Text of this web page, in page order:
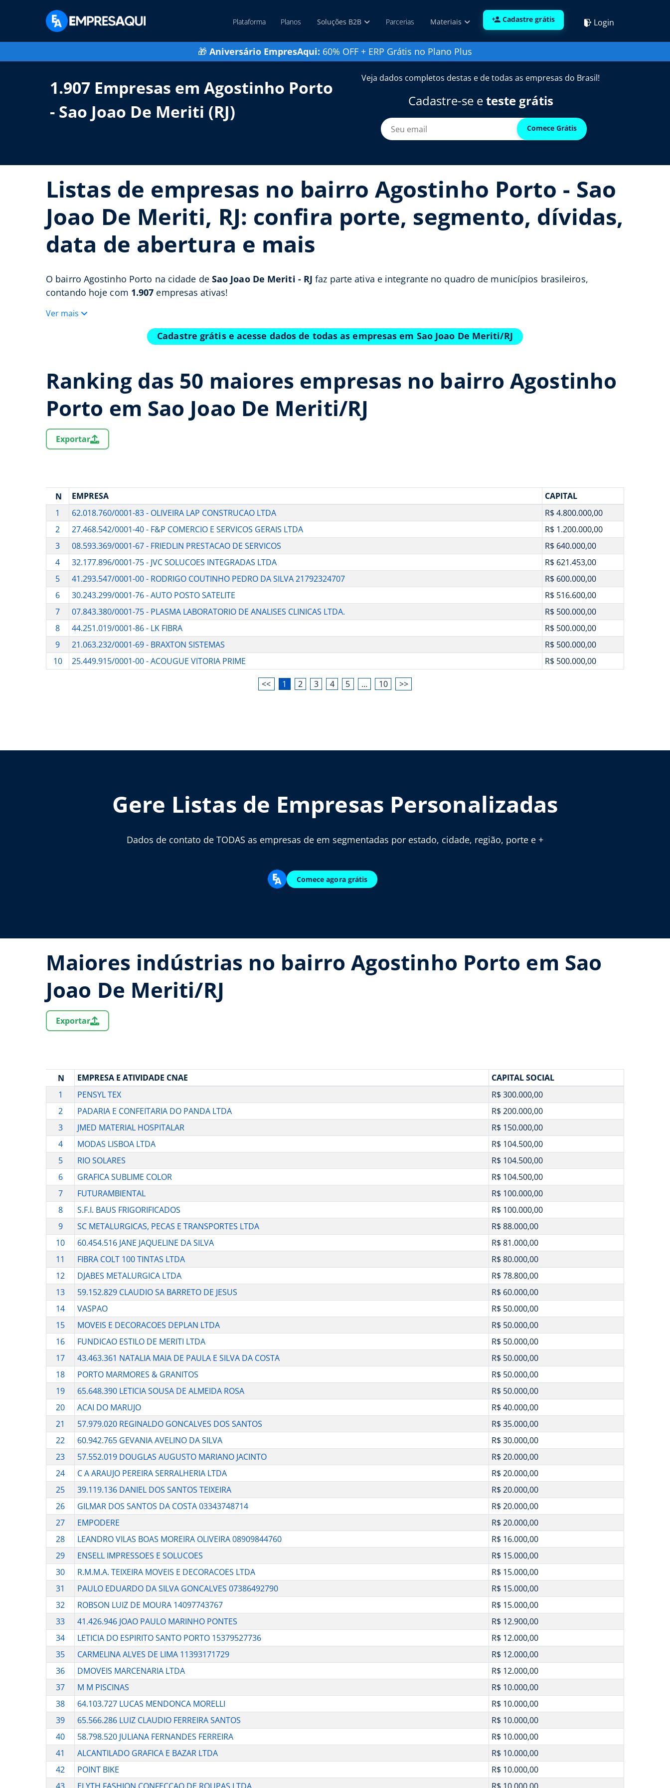
Plataforma Planos Soluções B2B Parcerias Materiais Cadastre grátis Login
🎁 Aniversário EmpresAqui: 60% OFF + ERP Grátis no Plano Plus
1.907 Empresas em Agostinho Porto
- Sao Joao De Meriti (RJ)
Veja dados completos destas e de todas as empresas do Brasil!
Cadastre-se eteste grátis
Comece Grátis
Listas de empresas no bairro Agostinho Porto - Sao
Joao De Meriti, RJ: confira porte, segmento, dívidas,
data de abertura e mais
O bairro Agostinho Porto na cidade de Sao Joao De Meriti - RJ faz parte ativa e integrante no quadro de municípios brasileiros,
contando hoje com 1.907 empresas ativas!
Ver mais
Cadastre grátis e acesse dados de todas as empresas em Sao Joao De Meriti/RJ
Ranking das 50 maiores empresas no bairro Agostinho
Porto em Sao Joao De Meriti/RJ
Exportar
N EMPRESA
CAPITAL
1
62.018.760/0001-83 - OLIVEIRA LAP CONSTRUCAO LTDA
R$ 4.800.000,00
2
27.468.542/0001-40 - F&P COMERCIO E SERVICOS GERAIS LTDA
R$ 1.200.000,00
3
08.593.369/0001-67 - FRIEDLIN PRESTACAO DE SERVICOS
R$ 640.000,00
4
32.177.896/0001-75 - JVC SOLUCOES INTEGRADAS LTDA
R$ 621.453,00
5
41.293.547/0001-00 - RODRIGO COUTINHO PEDRO DA SILVA 21792324707
R$ 600.000,00
6
30.243.299/0001-76 - AUTO POSTO SATELITE
R$ 516.600,00
7
07.843.380/0001-75 - PLASMA LABORATORIO DE ANALISES CLINICAS LTDA.
R$ 500.000,00
8
44.251.019/0001-86 - LK FIBRA
R$ 500.000,00
9
21.063.232/0001-69 - BRAXTON SISTEMAS
R$ 500.000,00
10
25.449.915/0001-00 - ACOUGUE VITORIA PRIME R$ 500.000,00
<< 1 2 3 4 5 … 10 >>
Gere Listas de Empresas Personalizadas
Dados de contato de TODAS as empresas de em segmentadas por estado, cidade, região, porte e +
Comece agora grátis
Maiores indústrias no bairro Agostinho Porto em Sao
Joao De Meriti/RJ
Exportar
N EMPRESA E ATIVIDADE CNAE
CAPITAL SOCIAL
1
PENSYL TEX
R$ 300.000,00
2
PADARIA E CONFEITARIA DO PANDA LTDA
R$ 200.000,00
3
JMED MATERIAL HOSPITALAR
R$ 150.000,00
4
MODAS LISBOA LTDA
R$ 104.500,00
5
RIO SOLARES
R$ 104.500,00
6
GRAFICA SUBLIME COLOR
R$ 104.500,00
7
FUTURAMBIENTAL
R$ 100.000,00
8
S.F.I. BAUS FRIGORIFICADOS
R$ 100.000,00
9
SC METALURGICAS, PECAS E TRANSPORTES LTDA
R$ 88.000,00
10
60.454.516 JANE JAQUELINE DA SILVA
R$ 81.000,00
11
FIBRA COLT 100 TINTAS LTDA
R$ 80.000,00
12
DJABES METALURGICA LTDA
R$ 78.800,00
13
59.152.829 CLAUDIO SA BARRETO DE JESUS
R$ 60.000,00
14
VASPAO
R$ 50.000,00
15
MOVEIS E DECORACOES DEPLAN LTDA
R$ 50.000,00
16
FUNDICAO ESTILO DE MERITI LTDA
R$ 50.000,00
17
43.463.361 NATALIA MAIA DE PAULA E SILVA DA COSTA
R$ 50.000,00
18
PORTO MARMORES & GRANITOS
R$ 50.000,00
19
65.648.390 LETICIA SOUSA DE ALMEIDA ROSA
R$ 50.000,00
20
ACAI DO MARUJO
R$ 40.000,00
21
57.979.020 REGINALDO GONCALVES DOS SANTOS
R$ 35.000,00
22
60.942.765 GEVANIA AVELINO DA SILVA
R$ 30.000,00
23
57.552.019 DOUGLAS AUGUSTO MARIANO JACINTO
R$ 20.000,00
24
C A ARAUJO PEREIRA SERRALHERIA LTDA
R$ 20.000,00
25
39.119.136 DANIEL DOS SANTOS TEIXEIRA
R$ 20.000,00
26
GILMAR DOS SANTOS DA COSTA 03343748714
R$ 20.000,00
27
EMPODERE
R$ 20.000,00
28
LEANDRO VILAS BOAS MOREIRA OLIVEIRA 08909844760
R$ 16.000,00
29
ENSELL IMPRESSOES E SOLUCOES
R$ 15.000,00
30
R.M.M.A. TEIXEIRA MOVEIS E DECORACOES LTDA
R$ 15.000,00
31
PAULO EDUARDO DA SILVA GONCALVES 07386492790
R$ 15.000,00
32
ROBSON LUIZ DE MOURA 14097743767
R$ 15.000,00
33
41.426.946 JOAO PAULO MARINHO PONTES
R$ 12.900,00
34
LETICIA DO ESPIRITO SANTO PORTO 15379527736
R$ 12.000,00
35
CARMELINA ALVES DE LIMA 11393171729
R$ 12.000,00
36
DMOVEIS MARCENARIA LTDA
R$ 12.000,00
37
M M PISCINAS
R$ 10.000,00
38
64.103.727 LUCAS MENDONCA MORELLI
R$ 10.000,00
39
65.566.286 LUIZ CLAUDIO FERREIRA SANTOS
R$ 10.000,00
40
58.798.520 JULIANA FERNANDES FERREIRA
R$ 10.000,00
41
ALCANTILADO GRAFICA E BAZAR LTDA
R$ 10.000,00
42
POINT BIKE
R$ 10.000,00